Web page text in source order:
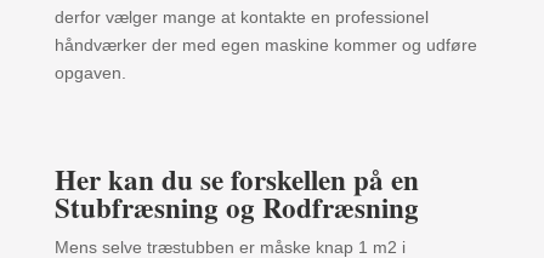
derfor vælger mange at kontakte en professionel
håndværker der med egen maskine kommer og udføre
opgaven.
Her kan du se forskellen på en
Stubfræsning og Rodfræsning
Mens selve træstubben er måske knap 1 m2 i